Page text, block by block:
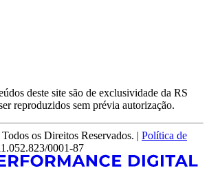
deste site são de exclusividade da RS
reproduzidos sem prévia autorização.
os Direitos Reservados. | Política de
0001-87